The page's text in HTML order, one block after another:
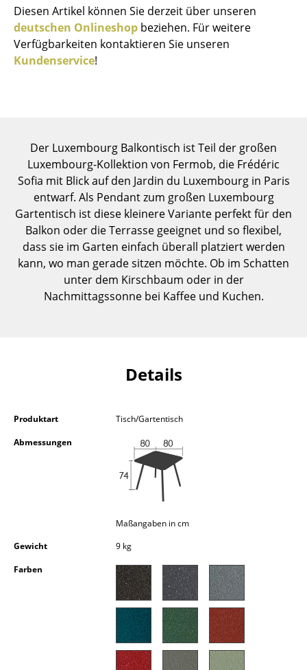
Bürodrehstühle
Konferenzstühle
Bürosessel
Tische
Esstische
Beistelltische
Couchtische
Schreibtische
Sekretäre & PC-Tische
Servierwagen
Regale & Schränke
Bücherregale
Sideboards & Kommoden
Diesen Artikel können Sie derzeit über unseren
deutschen Onlineshop beziehen. Für weitere
Verfügbarkeiten kontaktieren Sie unseren
Kundenservice!
Der Luxembourg Balkontisch ist Teil der großen
Luxembourg-Kollektion von Fermob, die Frédéric
Sofia mit Blick auf den Jardin du Luxembourg in Paris
entwarf. Als Pendant zum großen Luxembourg
Gartentisch ist diese kleinere Variante perfekt für den
Balkon oder die Terrasse geeignet und so flexibel,
dass sie im Garten einfach überall platziert werden
kann, wo man gerade sitzen möchte. Ob im Schatten
unter dem Kirschbaum oder in der
Nachmittagssonne bei Kaffee und Kuchen.
Details
Produktart
Tisch/Gartentisch
Abmessungen
Maßangaben in cm
Gewicht
9 kg
Farben